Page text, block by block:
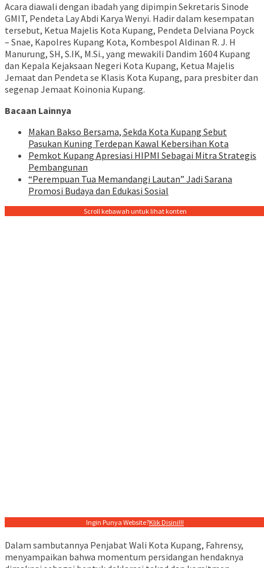
Acara diawali dengan ibadah yang dipimpin Sekretaris Sinode
GMIT, Pendeta Lay Abdi Karya Wenyi. Hadir dalam kesempatan
tersebut, Ketua Majelis Kota Kupang, Pendeta Delviana Poyck
– Snae, Kapolres Kupang Kota, Kombespol Aldinan R. J. H
Manurung, SH, S.IK, M.Si., yang mewakili Dandim 1604 Kupang
dan Kepala Kejaksaan Negeri Kota Kupang, Ketua Majelis
Jemaat dan Pendeta se Klasis Kota Kupang, para presbiter dan
segenap Jemaat Koinonia Kupang.
Bacaan Lainnya
Makan Bakso Bersama, Sekda Kota Kupang Sebut
Pasukan Kuning Terdepan Kawal Kebersihan Kota
Pemkot Kupang Apresiasi HIPMI Sebagai Mitra Strategis
Pembangunan
“Perempuan Tua Memandangi Lautan” Jadi Sarana
Promosi Budaya dan Edukasi Sosial
Scroll kebawah untuk lihat konten
Ingin Punya Website?Klik Disini!!!
Dalam sambutannya Penjabat Wali Kota Kupang, Fahrensy,
menyampaikan bahwa momentum persidangan hendaknya